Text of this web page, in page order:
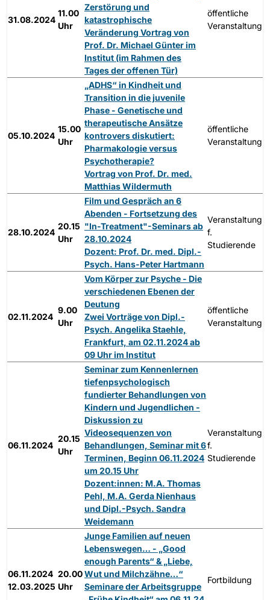
31.08.2024
11.00
Uhr
Zerstörung und
katastrophische
Veränderung Vortrag von
Prof. Dr. Michael Günter im
Institut (im Rahmen des
Tages der offenen Tür)
öffentliche
Veranstaltung
05.10.2024
15.00
Uhr
„ADHS“ in Kindheit und
Transition in die juvenile
Phase - Genetische und
therapeutische Ansätze
kontrovers diskutiert:
Pharmakologie versus
Psychotherapie?
Vortrag von Prof. Dr. med.
Matthias Wildermuth
öffentliche
Veranstaltung
28.10.2024
20.15
Uhr
Film und Gespräch an 6
Abenden - Fortsetzung des
"In-Treatment"-Seminars ab
28.10.2024
Dozent: Prof. Dr. med. Dipl.-
Psych. Hans-Peter Hartmann
Veranstaltung
f.
Studierende
02.11.2024
9.00
Uhr
Vom Körper zur Psyche - Die
verschiedenen Ebenen der
Deutung
Zwei Vorträge von Dipl.-
Psych. Angelika Staehle,
Frankfurt, am 02.11.2024 ab
09 Uhr im Institut
öffentliche
Veranstaltung
06.11.2024
20.15
Uhr
Seminar zum Kennenlernen
tiefenpsychologisch
fundierter Behandlungen von
Kindern und Jugendlichen -
Diskussion zu
Videosequenzen von
Behandlungen, Seminar mit 6
Terminen, Beginn 06.11.2024
um 20.15 Uhr
Dozent:innen: M.A. Thomas
Pehl, M.A. Gerda Nienhaus
und Dipl.-Psych. Sandra
Weidemann
Veranstaltung
f.
Studierende
06.11.2024
12.03.2025
20.00
Uhr
Junge Familien auf neuen
Lebenswegen… - „Good
enough Parents“ & „Liebe,
Wut und Milchzähne…“
Seminare der Arbeitsgruppe
Fortbildung